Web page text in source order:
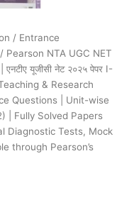
/ Entrance
/ Pearson NTA UGC NET
यूजीसी नेट २०२५ पेपर I-
| Teaching & Research
Questions | Unit-wise
| Fully Solved Papers
Diagnostic Tests, Mock
through Pearson’s